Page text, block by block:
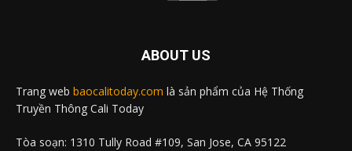
ABOUT US
Trang web baocalitoday.com là sản phẩm của Hệ Thống
Truyền Thông Cali Today
Tòa soạn: 1310 Tully Road #109, San Jose, CA 95122